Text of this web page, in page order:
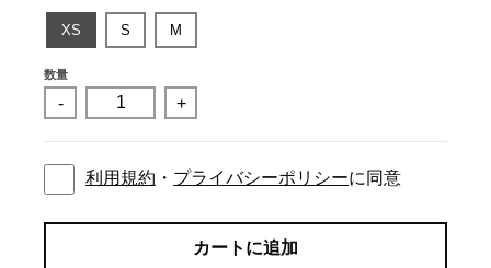
XS S M
数量
- +
利用規約 ・ プライバシーポリシーに同意
カートに追加